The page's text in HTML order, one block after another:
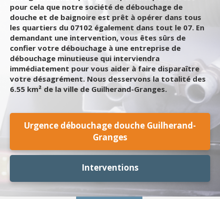
pour cela que notre société de débouchage de
douche et de baignoire est prêt à opérer dans tous
les quartiers du 07102 également dans tout le 07. En
demandant une intervention, vous êtes sûrs de
confier votre débouchage à une entreprise de
débouchage minutieuse qui interviendra
immédiatement pour vous aider à faire disparaître
votre désagrément. Nous desservons la totalité des
6.55 km² de la ville de Guilherand-Granges.
Urgence débouchage douche Guilherand-
Granges
Interventions